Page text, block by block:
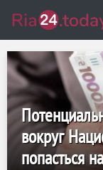
вокруг
попасться